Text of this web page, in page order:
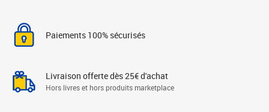
Paiements 100% sécurisés
Livraison offerte dès 25€ d'achat
Hors livres et hors produits marketplace